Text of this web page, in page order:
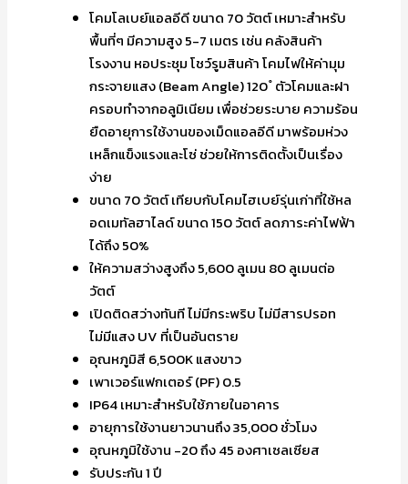
โคมโลเบย์แอลอีดี ขนาด 70 วัตต์ เหมาะสำหรับ
พื้นที่ๆ มีความสูง 5-7 เมตร เช่น คลังสินค้า
โรงงาน หอประชุม โชว์รูมสินค้า โคมไฟให้ค่ามุม
กระจายแสง (Beam Angle) 120 ํ ตัวโคมและฝา
ครอบทำจากอลูมิเนียม เพื่อช่วยระบาย ความร้อน
ยืดอายุการใช้งานของเม็ดแอลอีดี มาพร้อมห่วง
เหล็กแข็งแรงและโซ่ ช่วยให้การติดตั้งเป็นเรื่อง
ง่าย
ขนาด 70 วัตต์ เทียบกับโคมไฮเบย์รุ่นเก่าที่ใช้หล
อดเมทัลฮาไลด์ ขนาด 150 วัตต์ ลดภาระค่าไฟฟ้า
ได้ถึง 50%
ให้ความสว่างสูงถึง 5,600 ลูเมน 80 ลูเมนต่อ
วัตต์
เปิดติดสว่างทันที ไม่มีกระพริบ ไม่มีสารปรอท
ไม่มีแสง UV ที่เป็นอันตราย
อุณหภูมิสี 6,500K แสงขาว
เพาเวอร์แฟกเตอร์ (PF) 0.5
IP64 เหมาะสำหรับใช้ภายในอาคาร
อายุการใช้งานยาวนานถึง 35,000 ชั่วโมง
อุณหภูมิใช้งาน -20 ถึง 45 องศาเซลเซียส
รับประกัน 1 ปี